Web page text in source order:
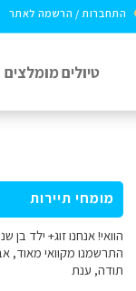
התחברות / הרשמה לאתר
טיולים מומלצים
מומחי תיירות
הוואי! אנחנו זוג+ ילד
תודה, ענת